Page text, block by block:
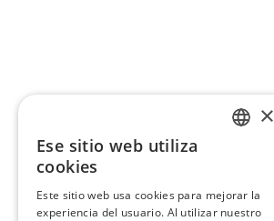
×
Ese sitio web utiliza
cookies
Este sitio web usa cookies para mejorar la
experiencia del usuario. Al utilizar nuestro